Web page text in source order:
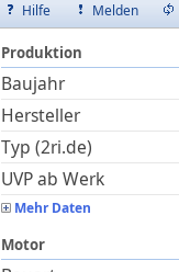
Hilfe Melden
Produktion
Baujahr
Hersteller
Typ (2ri.de)
UVP ab Werk
Mehr Daten
Motor